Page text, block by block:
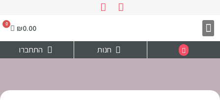
₪0.00
חנות התחברו